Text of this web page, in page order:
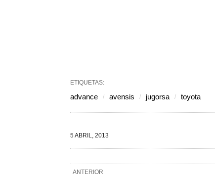
ETIQUETAS:
advance avensis jugorsa toyota
5 ABRIL, 2013
ANTERIOR